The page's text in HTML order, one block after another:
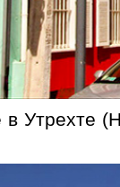
Утрехте